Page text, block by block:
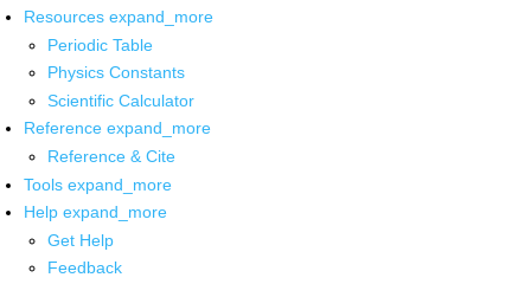
Resources expand_more
Periodic Table
Physics Constants
Scientific Calculator
Reference expand_more
Reference & Cite
Tools expand_more
Help expand_more
Get Help
Feedback